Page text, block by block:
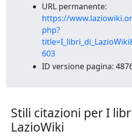
URL permanente:
https://
php?
603
ID versione pagina:
Stili citazioni per I
LazioWiki